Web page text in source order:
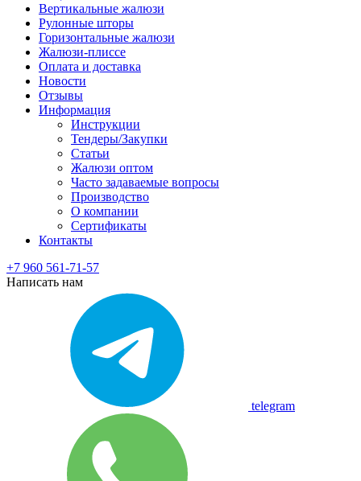
Вертикальные жалюзи
Рулонные шторы
Горизонтальные жалюзи
Жалюзи-плиссе
Оплата и доставка
Новости
Отзывы
Информация
Инструкции
Тендеры/Закупки
Статьи
Жалюзи оптом
Часто задаваемые вопросы
Производство
О компании
Сертификаты
Контакты
+7 960 561-71-57
Написать нам
telegram